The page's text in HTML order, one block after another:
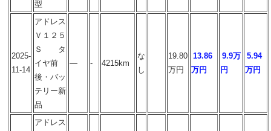
型
2025-
11-14
アドレス
Ｖ１２５
Ｓ タ
イヤ前
後・バッ
テリー新
品
― - 4215km
な
し
19.80
万円
13.86
万円
9.9万
円
5.94
万円
アドレス